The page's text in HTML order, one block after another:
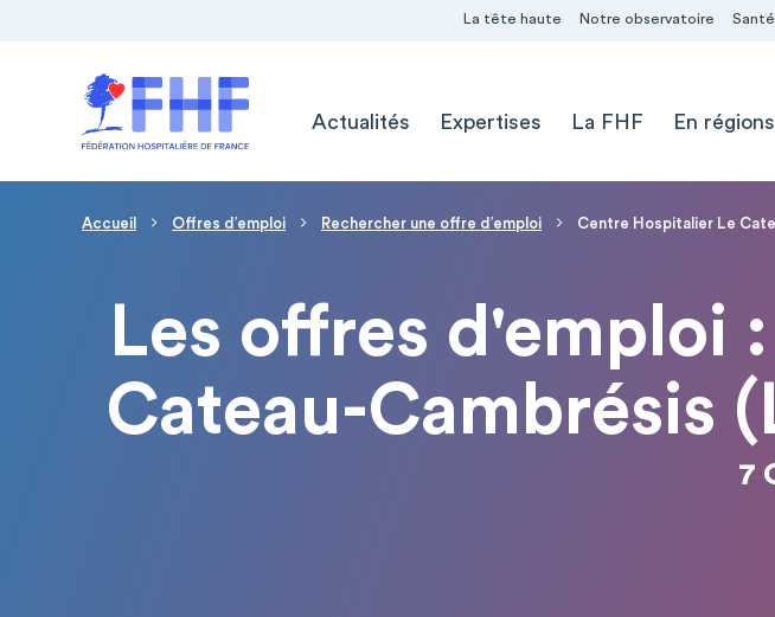
La tête haute Notre observatoire
Actualités
Expertises La FHF En régions
Fil d'Ariane
Accueil Offres d′emploi Rechercher une offre d′emploi Centre Hospitalier Le
Les offres d'emploi
Cateau-Cambrésis
7